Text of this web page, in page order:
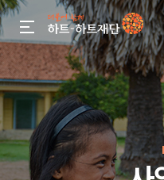
gnb menu open
인기 키워드
#정기후원#하트플레이